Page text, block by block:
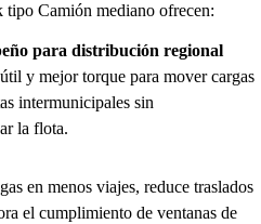
tipo Camión mediano ofrecen:
para distribución regional
y mejor torque para mover cargas
intermunicipales sin
la flota.
en menos viajes, reduce traslados
el cumplimiento de ventanas de